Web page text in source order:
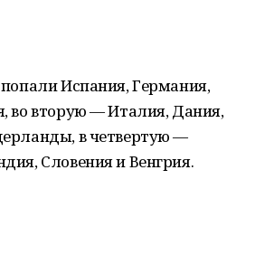
Испания, Германия,
во вторую — Италия, Дания,
в четвертую —
Словения и Венгрия.